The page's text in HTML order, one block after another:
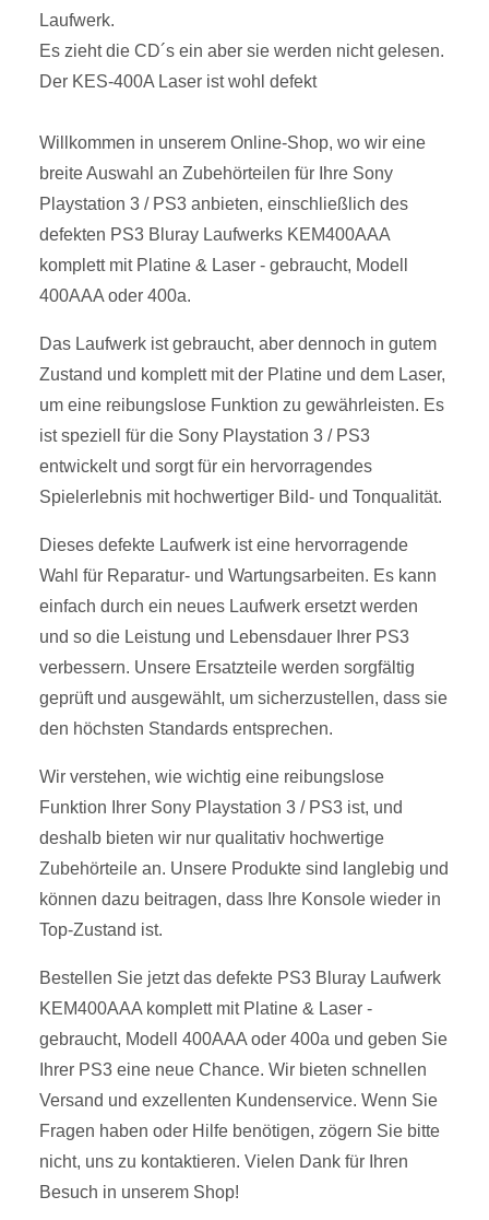
Laufwerk.
Es zieht die CD´s ein aber sie werden nicht gelesen.
Der KES-400A Laser ist wohl defekt
Willkommen in unserem Online-Shop, wo wir eine
breite Auswahl an Zubehörteilen für Ihre Sony
Playstation 3 / PS3 anbieten, einschließlich des
defekten PS3 Bluray Laufwerks KEM400AAA
komplett mit Platine & Laser - gebraucht, Modell
400AAA oder 400a.
Das Laufwerk ist gebraucht, aber dennoch in gutem
Zustand und komplett mit der Platine und dem Laser,
um eine reibungslose Funktion zu gewährleisten. Es
ist speziell für die Sony Playstation 3 / PS3
entwickelt und sorgt für ein hervorragendes
Spielerlebnis mit hochwertiger Bild- und Tonqualität.
Dieses defekte Laufwerk ist eine hervorragende
Wahl für Reparatur- und Wartungsarbeiten. Es kann
einfach durch ein neues Laufwerk ersetzt werden
und so die Leistung und Lebensdauer Ihrer PS3
verbessern. Unsere Ersatzteile werden sorgfältig
geprüft und ausgewählt, um sicherzustellen, dass sie
den höchsten Standards entsprechen.
Wir verstehen, wie wichtig eine reibungslose
Funktion Ihrer Sony Playstation 3 / PS3 ist, und
deshalb bieten wir nur qualitativ hochwertige
Zubehörteile an. Unsere Produkte sind langlebig und
können dazu beitragen, dass Ihre Konsole wieder in
Top-Zustand ist.
Bestellen Sie jetzt das defekte PS3 Bluray Laufwerk
KEM400AAA komplett mit Platine & Laser -
gebraucht, Modell 400AAA oder 400a und geben Sie
Ihrer PS3 eine neue Chance. Wir bieten schnellen
Versand und exzellenten Kundenservice. Wenn Sie
Fragen haben oder Hilfe benötigen, zögern Sie bitte
nicht, uns zu kontaktieren. Vielen Dank für Ihren
Besuch in unserem Shop!